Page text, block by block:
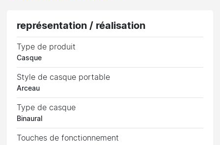
représentation / réalisation
Type de produit
Casque
Style de casque portable
Arceau
Type de casque
Binaural
Touches de fonctionnement